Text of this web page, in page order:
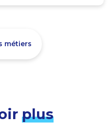
métiers
plus